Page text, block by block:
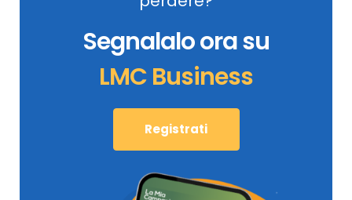
Segnalalo ora su
LMC Business
Registrati